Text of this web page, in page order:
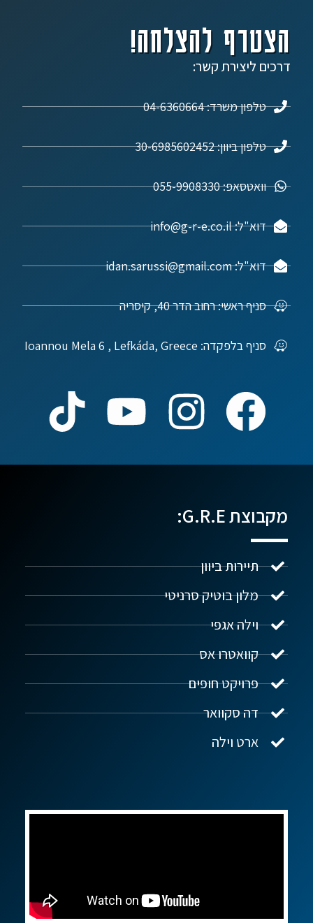
הצטרף להצלחה!
דרכים ליצירת קשר:
טלפון משרד: 04-6360664
טלפון ביוון: 30-6985602452
וואטסאפ: 055-9908330
דוא"ל: info@g-r-e.co.il
דוא"ל: idan.sarussi@gmail.com
סניף ראשי: רחוב הדר 40, קיסריה
סניף בלפקדה: Ioannou Mela 6 , Lefkáda, Greece
מקבוצת G.R.E:
תיירות ביוון
מלון בוטיק סרניטי
וילה אגפי
קוואטרו אס
פרויקט חופים
דה סקוואר
ארט וילה
נדל"ן ביוון G.R.E
שלום! איך אפשר לעזור?